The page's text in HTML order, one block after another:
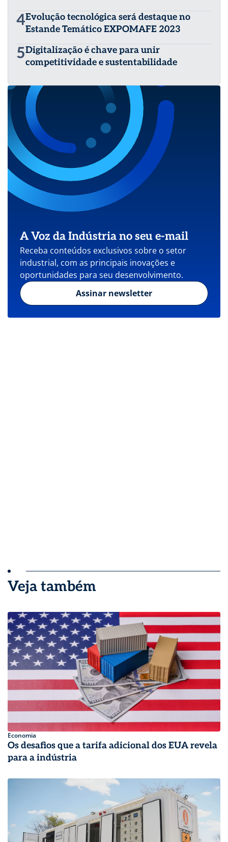
4Evolução tecnológica será destaque no
Estande Temático EXPOMAFE 2023
5Digitalização é chave para unir
competitividade e sustentabilidade
A Voz da Indústria no seu e-mail
Receba conteúdos exclusivos sobre o setor
industrial, com as principais inovações e
oportunidades para seu desenvolvimento.
Assinar newsletter
Veja também
Economia
Os desafios que a tarifa adicional dos EUA revela
para a indústria